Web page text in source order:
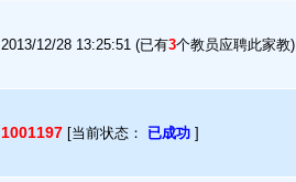
2013/12/28 13:25:51 (已有3个教员应聘此家教)
1001197 [当前状态： 已成功 ]